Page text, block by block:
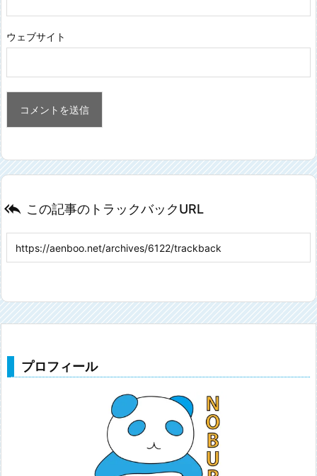
ウェブサイト
 この記事のトラックバックURL
プロフィール